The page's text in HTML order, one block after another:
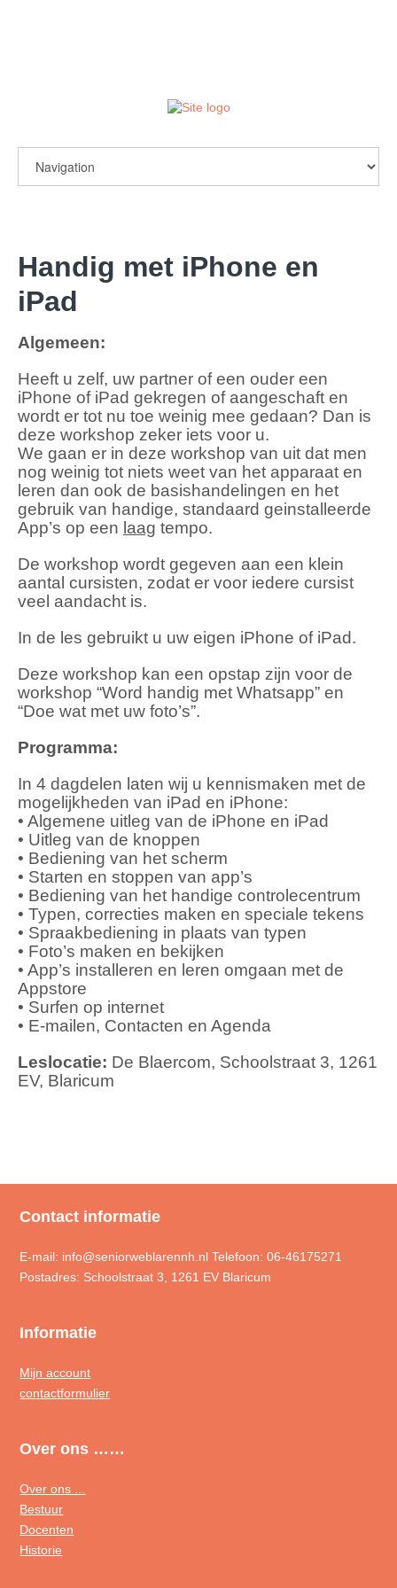
Handig met iPhone en
iPad
Algemeen:
Heeft u zelf, uw partner of een ouder een
iPhone of iPad gekregen of aangeschaft en
wordt er tot nu toe weinig mee gedaan? Dan is
deze workshop zeker iets voor u.
We gaan er in deze workshop van uit dat men
nog weinig tot niets weet van het apparaat en
leren dan ook de basishandelingen en het
gebruik van handige, standaard geinstalleerde
App’s op een laag tempo.
De workshop wordt gegeven aan een klein
aantal cursisten, zodat er voor iedere cursist
veel aandacht is.
In de les gebruikt u uw eigen iPhone of iPad.
Deze workshop kan een opstap zijn voor de
workshop “Word handig met Whatsapp” en
“Doe wat met uw foto’s”.
Programma:
In 4 dagdelen laten wij u kennismaken met de
mogelijkheden van iPad en iPhone:
• Algemene uitleg van de iPhone en iPad
• Uitleg van de knoppen
• Bediening van het scherm
• Starten en stoppen van app’s
• Bediening van het handige controlecentrum
• Typen, correcties maken en speciale tekens
• Spraakbediening in plaats van typen
• Foto’s maken en bekijken
• App’s installeren en leren omgaan met de
Appstore
• Surfen op internet
• E-mailen, Contacten en Agenda
Leslocatie: De Blaercom, Schoolstraat 3, 1261
EV, Blaricum
Contact informatie
E-mail: info@seniorweblarennh.nl Telefoon: 06-46175271
Postadres: Schoolstraat 3, 1261 EV Blaricum
Informatie
Mijn account
contactformulier
Over ons ……
Over ons ...
Bestuur
Docenten
Historie